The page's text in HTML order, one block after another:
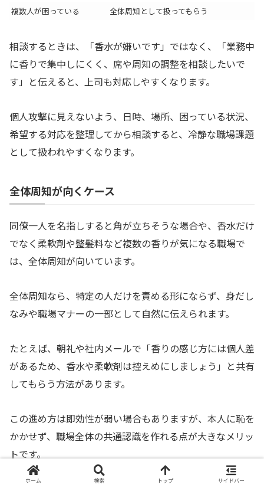
複数人が困っている
全体周知として扱ってもらう
相談するときは、「香水が嫌いです」ではなく、「業務中
に香りで集中しにくく、席や周知の調整を相談したいで
す」と伝えると、上司も対応しやすくなります。
個人攻撃に見えないよう、日時、場所、困っている状況、
希望する対応を整理してから相談すると、冷静な職場課題
として扱われやすくなります。
全体周知が向くケース
同僚一人を名指しすると角が立ちそうな場合や、香水だけ
でなく柔軟剤や整髪料など複数の香りが気になる職場で
は、全体周知が向いています。
全体周知なら、特定の人だけを責める形にならず、身だし
なみや職場マナーの一部として自然に伝えられます。
たとえば、朝礼や社内メールで「香りの感じ方には個人差
があるため、香水や柔軟剤は控えめにしましょう」と共有
してもらう方法があります。
この進め方は即効性が弱い場合もありますが、本人に恥を
かかせず、職場全体の共通認識を作れる点が大きなメリッ
トです。
ホーム 検索 トップ サイドバー